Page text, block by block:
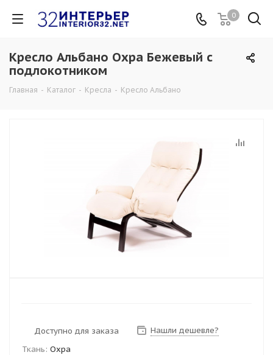
0
Кресло Альбано Охра Бежевый с
подлокотником
Главная - Каталог - Кресла - Кресло Альбано
Доступно для заказа
Нашли дешевле?
Ткань: Охра